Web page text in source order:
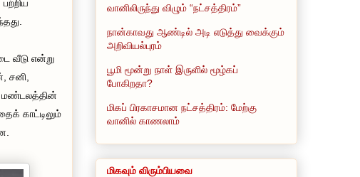
வீடு என்று
சனி,
மண்டலத்தின்
காட்டிலும்
வானிலிருந்து விழும் “நட்சத்திரம்”
நான்காவது ஆண்டில் அடி எடுத்து வைக்கும்
அறிவியல்புரம்
பூமி மூன்று நாள் இருளில் மூழ்கப்
போகிறதா?
மிகப் பிரகாசமான நட்சத்திரம்: மேற்கு
வானில் காணலாம்
மிகவும் விரும்பியவை